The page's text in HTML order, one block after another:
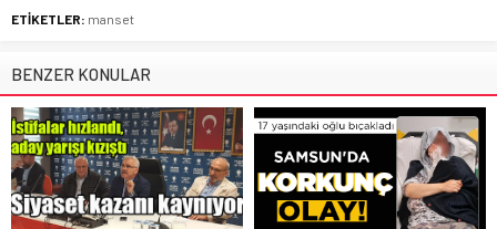
ETİKETLER: manset
BENZER KONULAR